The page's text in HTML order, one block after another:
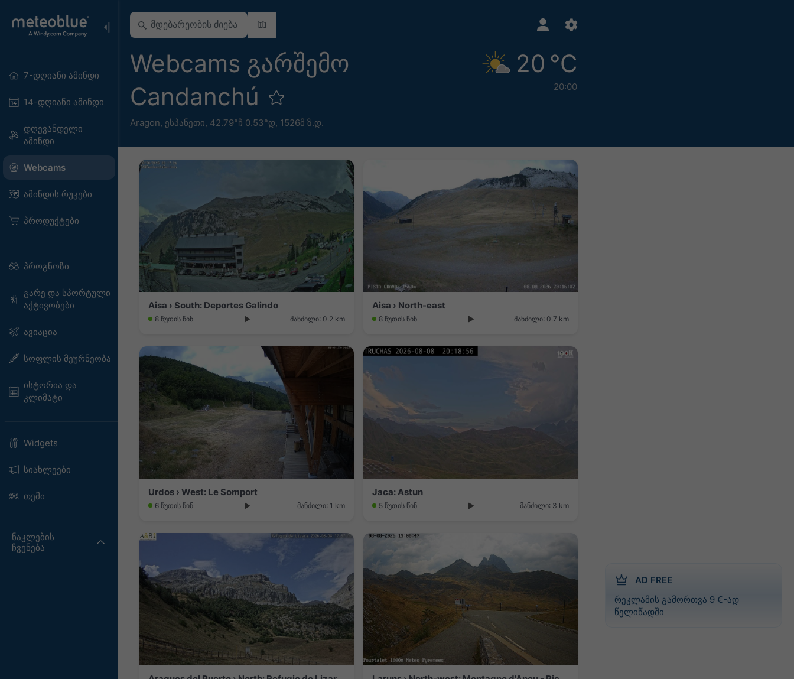
7-დღიანი ამინდი
14-დღიანი ამინდი
დღევანდელი
ამინდი
Webcams
ამინდის რუკები
პროდუქტები
პროგნოზი
გარე და სპორტული
აქტივობები
ავიაცია
სოფლის მეურნეობა
ისტორია და
კლიმატი
Widgets
სიახლეები
თემი
ნაკლების
ჩვენება
Webcams გარშემო
Candanchú
Aragon, ესპანეთი, 42.79°ჩ 0.53°დ, 1526მ ზ.დ.
20 °C
20:00
AD FREE
რეკლამის გამორთვა 9 €-ად
წელიწადში
Aisa › South: Deportes Galindo
8 წუთის წინ მანძილი: 0.2 km
Aisa › North-east
8 წუთის წინ მანძილი: 0.7 km
Urdos › West: Le Somport
6 წუთის წინ მანძილი: 1 km
Jaca: Astun
5 წუთის წინ მანძილი: 3 km